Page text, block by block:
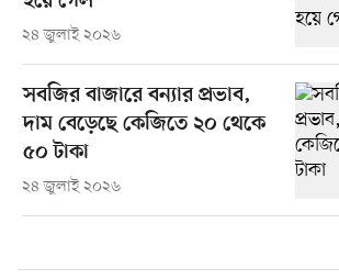
২৪ জুলাই ২০২৬
সবজির বাজারে বন্যার প্রভাব,
দাম বেড়েছে কেজিতে ২০ থেকে
৫০ টাকা
২৪ জুলাই ২০২৬